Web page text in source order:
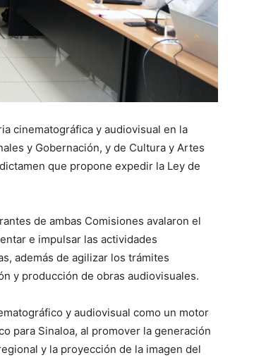
cinematográfica y audiovisual en la
y Gobernación, y de Cultura y Artes
que propone expedir la Ley de
de ambas Comisiones avalaron el
e impulsar las actividades
además de agilizar los trámites
y producción de obras audiovisuales.
y audiovisual como un motor
para Sinaloa, al promover la generación
y la proyección de la imagen del